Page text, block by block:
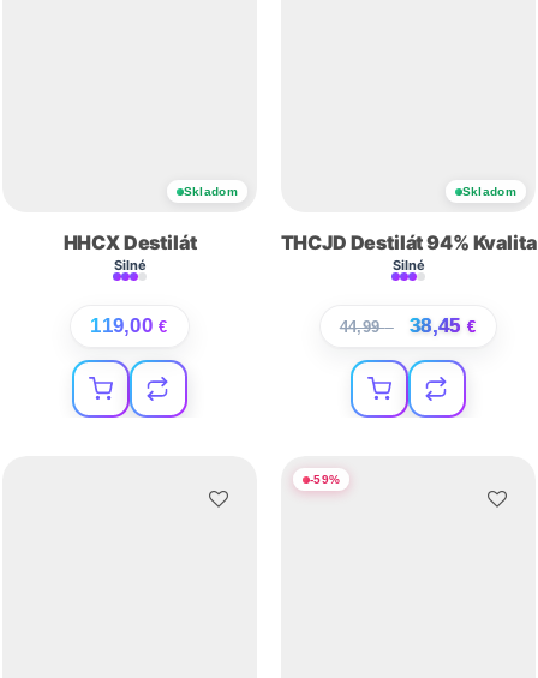
Skladom
HHCX Destilát
Silné
119,00€
Skladom
THCJD Destilát 94% Kvalita
Silné
44,99€ 38,45 €
-59%